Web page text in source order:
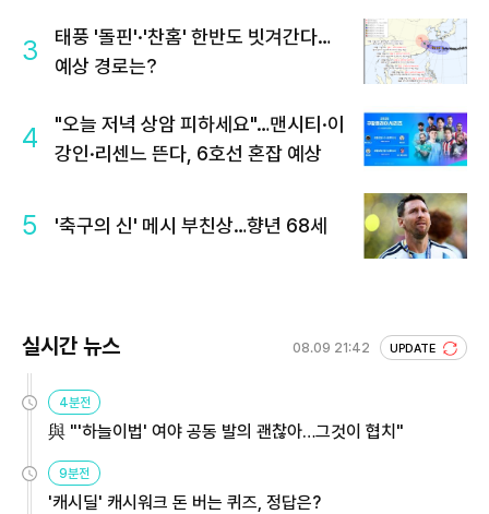
3
태풍 '돌핀'·'찬홈' 한반도 빗겨간다…
예상 경로는?
4
"오늘 저녁 상암 피하세요"…맨시티·이
강인·리센느 뜬다, 6호선 혼잡 예상
5 '축구의 신' 메시 부친상…향년 68세
실시간 뉴스 08.09 21:42 UPDATE
4분전
與 "'하늘이법' 여야 공동 발의 괜찮아…그것이 협치"
9분전
'캐시딜' 캐시워크 돈 버는 퀴즈, 정답은?